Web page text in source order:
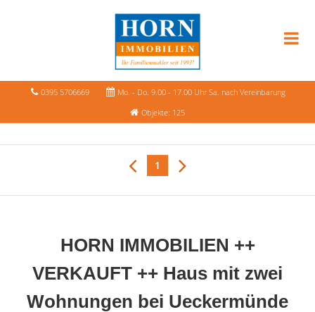
0395 5706669
Mo. - Do. 9.00 - 17.00 Uhr Sa. nach Vereinbarung
Objekte: 125
1
HORN IMMOBILIEN ++
VERKAUFT ++ Haus mit zwei
Wohnungen bei Ueckermünde